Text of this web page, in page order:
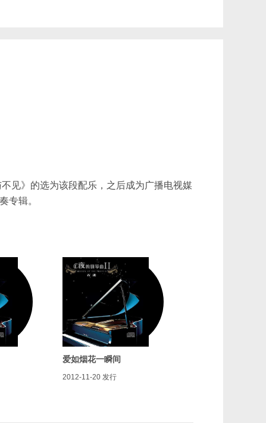
见》的选为该段配乐，之后成为广播电视媒
专辑。
爱如烟花一瞬间
2012-11-20 发行